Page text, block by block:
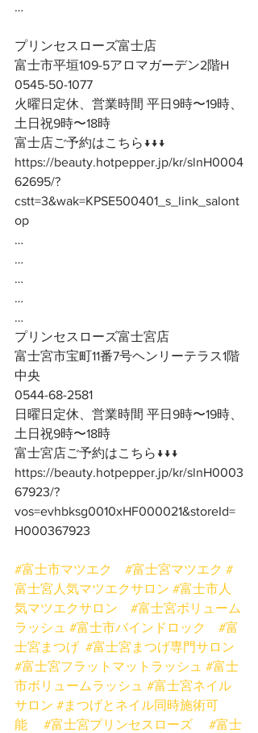
…
プリンセスローズ富士店
富士市平垣109-5アロマガーデン2階H
0545-50-1077
火曜日定休、営業時間 平日9時〜19時、
土日祝9時〜18時
富士店ご予約はこちら↓↓↓
https://beauty.hotpepper.jp/kr/slnH0004
62695/?
cstt=3&wak=KPSE500401_s_link_salont
op
…
…
…
…
…
プリンセスローズ富士宮店
富士宮市宝町11番7号ヘンリーテラス1階
中央
0544-68-2581
日曜日定休、営業時間 平日9時〜19時、
土日祝9時〜18時
富士宮店ご予約はこちら↓↓↓
https://beauty.hotpepper.jp/kr/slnH0003
67923/?
vos=evhbksg0010xHF000021&storeId=
H000367923
#富士市マツエク #富士宮マツエク #
富士宮人気マツエクサロン #富士市人
気マツエクサロン
#富士宮ボリューム
ラッシュ #富士市バインドロック
#富
士宮まつげ #富士宮まつげ専門サロン
#富士宮フラットマットラッシュ #富士
市ボリュームラッシュ #富士宮ネイル
サロン #まつげとネイル同時施術可
能
#富士宮プリンセスローズ
#富士